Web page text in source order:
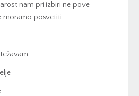
nam pri izbiri ne pove
moramo posvetiti: